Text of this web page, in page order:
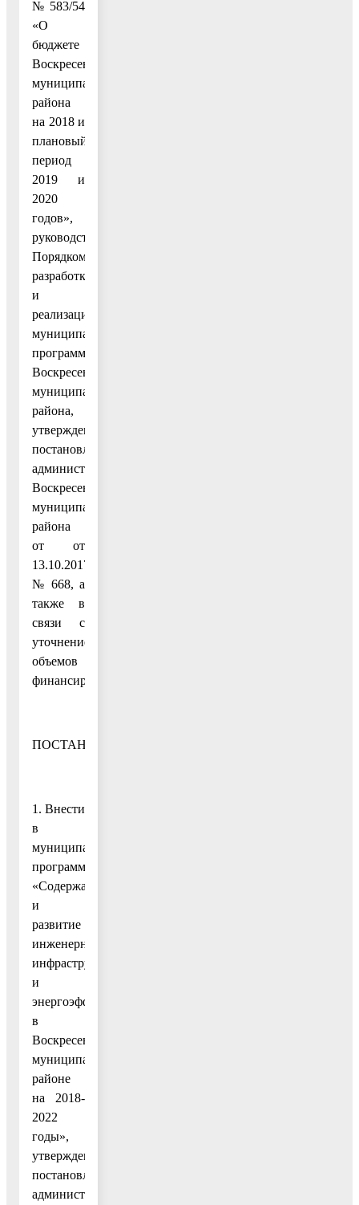
№ 583/54
«О
бюджете
Воскресенского
муниципального
района
на 2018 и
плановый
период
2019 и
2020
годов»,
руководствуясь
Порядком
разработки
и
реализации
муниципальных
программ
Воскресенского
муниципального
района,
утвержденным
постановлением
администрации
Воскресенского
муниципального
района
от от
13.10.2017
№ 668, а
также в
связи с
уточнением
объемов
финансирования
ПОСТАНОВЛЯЮ:
1. Внести
в
муниципальную
программу
«Содержание
и
развитие
инженерной
инфраструктуры
и
энергоэффективности
в
Воскресенском
муниципальном
районе
на 2018-
2022
годы»,
утвержденную
постановлением
администрации